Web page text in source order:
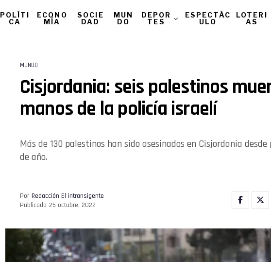
POLÍTI
CA
ECONO
MÍA
SOCIE
DAD
MUN
DO
DEPOR
TES
ESPECTÁC
ULO
LOTERI
AS
MUNDO
Cisjordania: seis palestinos
manos de la policía israelí
Más de 130 palestinos han sido asesinados en Cisjordania desde
de año.
Por Redacción El intransigente
Publicado 25 octubre, 2022